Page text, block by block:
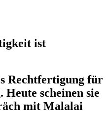
ist
Rechtfertigung für
scheinen sie
mit Malalai